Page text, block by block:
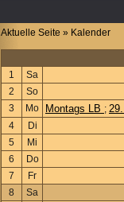
Aktuelle Seite » Kalender
1
Sa
2
So
3
Mo Montags LB ;
4
Di
5
Mi
6
Do
7
Fr
8
Sa